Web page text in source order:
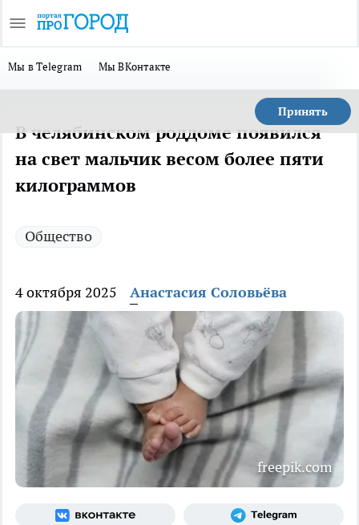
Мы в Telegram Мы ВКонтакте
Принять
В челябинском роддоме появился
на свет мальчик весом более пяти
килограммов
Общество
4 октября 2025 Анастасия Соловьёва
freepik.com